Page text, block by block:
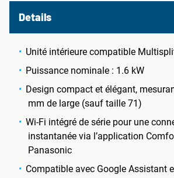
Details
Unité intérieure compatible
Puissance nominale : 1.6 kW
Design compact et élégant,
mm de large (sauf taille 71)
Wi-Fi intégré de série pour une
instantanée via l’application
Panasonic
Compatible avec Google Assistant